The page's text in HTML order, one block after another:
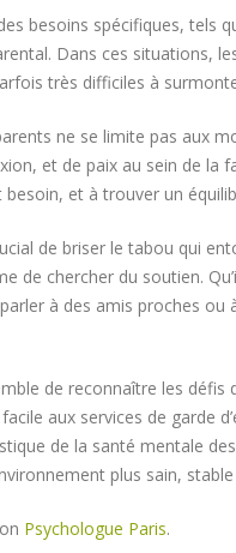
besoins spécifiques,
Dans ces situations,
très difficiles à
ne se limite pas aux
et de paix au sein de la
et à trouver un
de briser le tabou qui
de chercher du soutien.
à des amis proches
de reconnaître les défis
aux services de garde
de la santé mentale
plus sain,
Psychologue Paris.